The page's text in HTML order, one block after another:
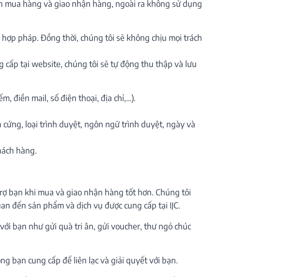
hàng và giao nhận hàng, ngoài ra không sử dụng
pháp. Đồng thời, chúng tôi sẽ không chịu mọi trách
cấp tại website, chúng tôi sẽ tự động thu thập và lưu
điền mail, số điện thoại, địa chỉ,…).
loại trình duyệt, ngôn ngữ trình duyệt, ngày và
hàng.
bạn khi mua và giao nhận hàng tốt hơn. Chúng tôi
đến sản phẩm và dịch vụ được cung cấp tại IJC.
bạn như gửi quà tri ân, gửi voucher, thư ngỏ chúc
bạn cung cấp để liên lạc và giải quyết với bạn.